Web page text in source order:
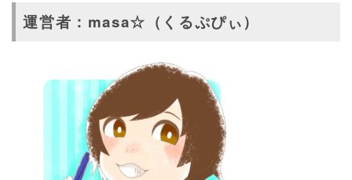
運営者：masa☆（くるぷぴぃ）